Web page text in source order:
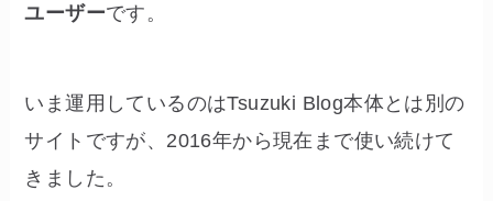
ユーザーです。
いま運用しているのはTsuzuki Blog本体とは別の
サイトですが、2016年から現在まで使い続けて
きました。